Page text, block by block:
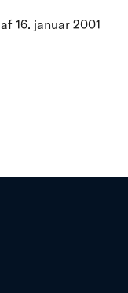
16. januar 2001